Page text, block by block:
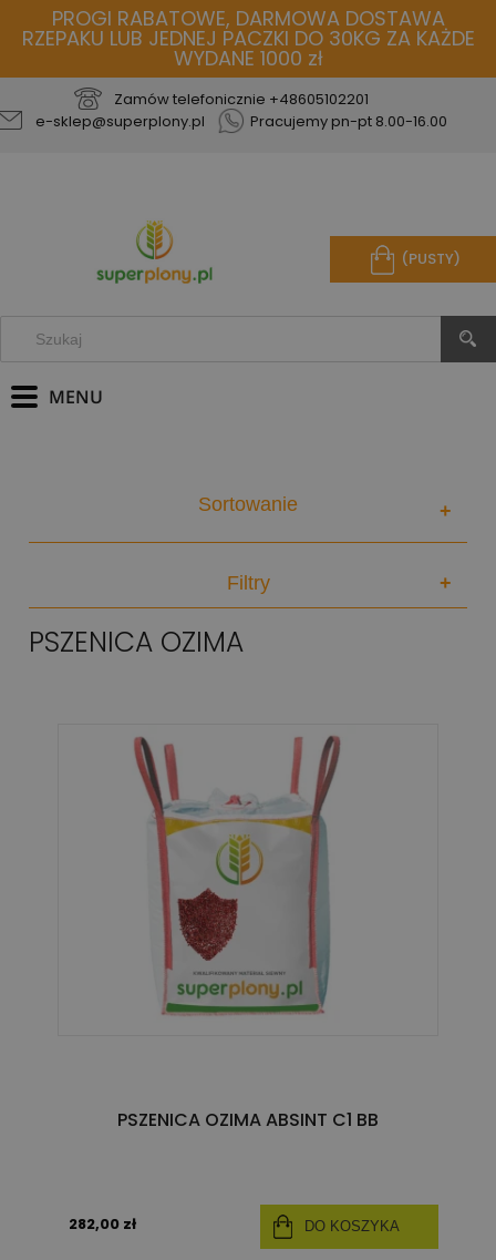
PROGI RABATOWE, DARMOWA DOSTAWA
RZEPAKU LUB JEDNEJ PACZKI DO 30KG ZA KAŻDE
WYDANE 1000 zł
Zamów telefonicznie +48605102201
e-sklep@superplony.pl
Pracujemy pn-pt 8.00-16.00
(PUSTY)
Sortowanie +
Filtry +
PSZENICA OZIMA
PSZENICA OZIMA ABSINT C1 BB
282,00 zł DO KOSZYKA